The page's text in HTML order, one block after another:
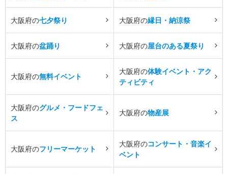
大阪府の七夕祭り 大阪府の縁日・納涼祭
大阪府の盆踊り 大阪府の屋台のある夏祭り
大阪府の無料イベント
大阪府の体験イベント・アク
ティビティ
大阪府のグルメ・フードフェ
ス
大阪府の物産展
大阪府のフリーマーケット
大阪府のコンサート・音楽イ
ベント